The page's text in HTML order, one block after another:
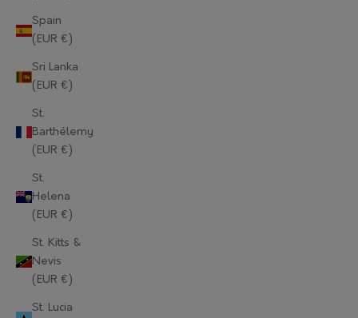
Spain
(EUR €)
Sri Lanka
(EUR €)
St.
Barthélemy
(EUR €)
St.
Helena
(EUR €)
St. Kitts &
Nevis
(EUR €)
St. Lucia
Moldova (EUR €)
Monaco (EUR €)
Montenegro (EUR €)
Morocco (EUR €)
Mozambique (EUR €)
Myanmar (Burma) (EUR €)
Namibia (EUR €)